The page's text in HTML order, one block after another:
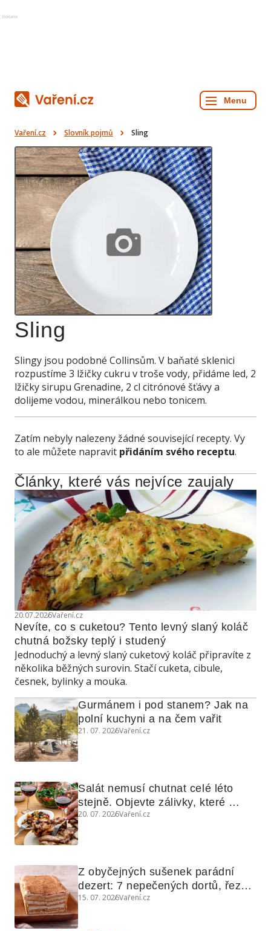
Reklama
Vaření.cz Slovník pojmů Sling
Sling
Slingy jsou podobné Collinsům. V baňaté sklenici
rozpustíme 3 lžičky cukru v troše vody, přidáme led, 2
lžičky sirupu Grenadine, 2 cl citrónové šťávy a
dolijeme vodou, minerálkou nebo tonicem.
Zatím nebyly nalezeny žádné související recepty. Vy
to ale můžete napravit přidáním svého receptu.
Články, které vás nejvíce zaujaly
20.07.2026Vaření.cz
Nevíte, co s cuketou? Tento levný slaný koláč
chutná božsky teplý i studený
Jednoduchý a levný slaný cuketový koláč připravíte z
několika běžných surovin. Stačí cuketa, cibule,
česnek, bylinky a mouka.
Gurmánem i pod stanem? Jak na
polní kuchyni a na čem vařit
21. 07. 2026Vaření.cz
Salát nemusí chutnat celé léto
stejně. Objevte zálivky, které
využijete i na maso, nudle nebo
20. 07. 2026Vaření.cz
Z obyčejných sušenek parádní
dezert: 7 nepečených dortů, řezů
a koláčů
15. 07. 2026Vaření.cz